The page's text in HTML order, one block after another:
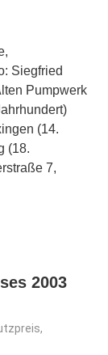
Siegfried
Pumpwerk
(14.
(18.
7,
2003
,